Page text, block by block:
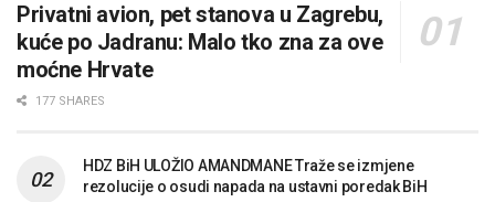
Privatni avion, pet stanova u Zagrebu,
kuće po Jadranu: Malo tko zna za ove
moćne Hrvate
177 SHARES
HDZ BiH ULOŽIO AMANDMANE Traže se izmjene
rezolucije o osudi napada na ustavni poredak BiH